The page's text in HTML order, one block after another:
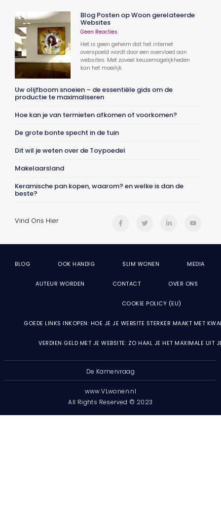
Blog Posten op Woon gerelateerde
Websites
Geen Reacties
Het is geen geheim dat het internet
overspoeld wordt door een overvloed aan
websites. Met zoveel keuzemogelijkheden
kan het moeilijk
Uw olijfboom snoeien – de essentiële gids om de
productie te maximaliseren
Hoe kan je van termieten afkomen of voorkomen?
De grote bonte specht in de tuin
Dit wil je weten over de Toypoedel
Makelaarsland
Keramische pan kopen, waarom? en welke is dan de
beste?
Vind Ons Hier
BLOG OOK HANDIG SLIM WONEN MEDIA
AUTEUR WORDEN CONTACT OVER ONS
COOKIE POLICY (EU)
GOEDE LINKS INKOPEN: HOE JE JE WEBSITE STERKER MAAKT MET
VERDIEN GELD MET JE WEBSITE: ZO HAAL JE HET MAXIMALE UIT
De Kamervraag
www.VLwonen.nl
All Rights Reserved © 2023